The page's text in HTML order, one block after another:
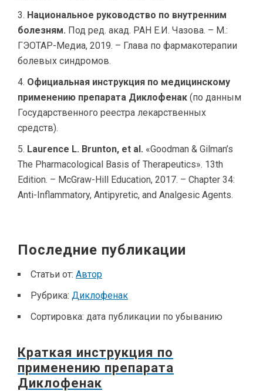
Национальное руководство по внутренним
болезням. Под ред. акад. РАН Е.И. Чазова. – М.:
ГЭОТАР-Медиа, 2019. – Глава по фармакотерапии
болевых синдромов.
Официальная инструкция по медицинскому
применению препарата Диклофенак (по данным
Государственного реестра лекарственных
средств).
Laurence L. Brunton, et al. «Goodman & Gilman’s
The Pharmacological Basis of Therapeutics». 13th
Edition. – McGraw-Hill Education, 2017. – Chapter 34:
Anti-Inflammatory, Antipyretic, and Analgesic Agents.
Последние публикации
Статьи от: Автор
Рубрика: Диклофенак
Сортировка: дата публикации по убыванию
Краткая инструкция по
применению препарата
Диклофенак